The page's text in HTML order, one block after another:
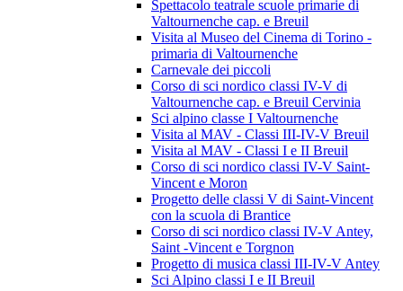
Spettacolo teatrale scuole primarie di
Valtournenche cap. e Breuil
Visita al Museo del Cinema di Torino -
primaria di Valtournenche
Carnevale dei piccoli
Corso di sci nordico classi IV-V di
Valtournenche cap. e Breuil Cervinia
Sci alpino classe I Valtournenche
Visita al MAV - Classi III-IV-V Breuil
Visita al MAV - Classi I e II Breuil
Corso di sci nordico classi IV-V Saint-
Vincent e Moron
Progetto delle classi V di Saint-Vincent
con la scuola di Brantice
Corso di sci nordico classi IV-V Antey,
Saint -Vincent e Torgnon
Progetto di musica classi III-IV-V Antey
Sci Alpino classi I e II Breuil